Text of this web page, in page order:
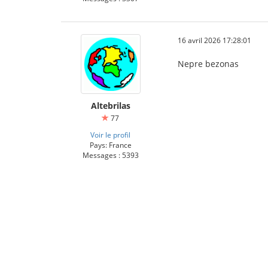
Altebrilas
77
Voir le profil
Pays: France
Messages : 5393
16 avril 2026 17:28:01
Nepre bezonas